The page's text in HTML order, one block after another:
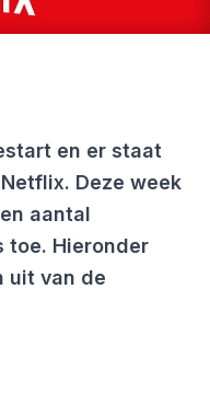
en er staat
Deze week
aantal
toe. Hieronder
uit van de